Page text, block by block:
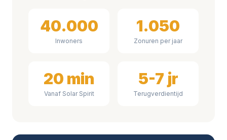
40.000
Inwoners
1.050
Zonuren per jaar
20 min
Vanaf Solar Spirit
5-7 jr
Terugverdientijd